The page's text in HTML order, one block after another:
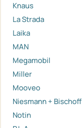
Knaus
La Strada
Laika
MAN
Megamobil
Miller
Mooveo
Niesmann + Bischoff
Notin